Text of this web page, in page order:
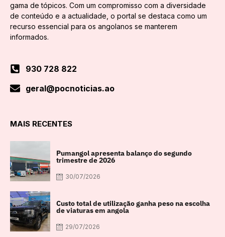
gama de tópicos. Com um compromisso com a diversidade
de conteúdo e a actualidade, o portal se destaca como um
recurso essencial para os angolanos se manterem
informados.
930 728 822
geral@pocnoticias.ao
MAIS RECENTES
Pumangol apresenta balanço do segundo
trimestre de 2026
30/07/2026
Custo total de utilização ganha peso na escolha
de viaturas em angola
29/07/2026